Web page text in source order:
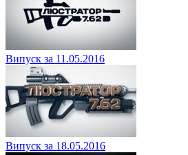
Випуск за 11.05.2016
Випуск за 18.05.2016